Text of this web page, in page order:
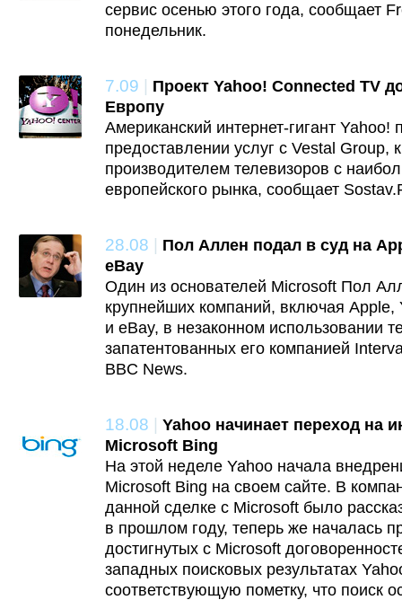
сервис осенью этого года, сообщает
понедельник.
7.09 | Проект Yahoo! Connected TV
Европу
Американский интернет-гигант Yahoo!
предоставлении услуг с Vestal Group,
производителем телевизоров с
европейского рынка, сообщает
28.08 | Пол Аллен подал в суд на
eBay
Один из основателей Microsoft Пол
крупнейших компаний, включая Apple,
и eBay, в незаконном использовании
запатентованных его компанией
BBC News.
18.08 | Yahoo начинает переход на
Microsoft Bing
На этой неделе Yahoo начала
Microsoft Bing на своем сайте. В
данной сделке с Microsoft было
в прошлом году, теперь же началась
достигнутых с Microsoft
западных поисковых результатах
соответствующую пометку, что поиск